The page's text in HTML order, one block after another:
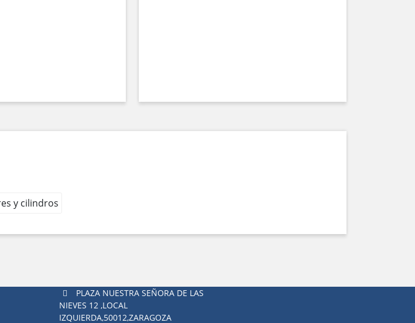
y cilindros
PLAZA NUESTRA SEÑORA DE LAS
NIEVES 12 ,LOCAL
IZQUIERDA,50012,ZARAGOZA